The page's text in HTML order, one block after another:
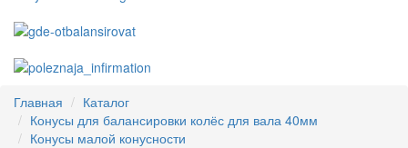
Главная
Каталог
Конусы для балансировки колёс для вала 40мм
Конусы малой конусности